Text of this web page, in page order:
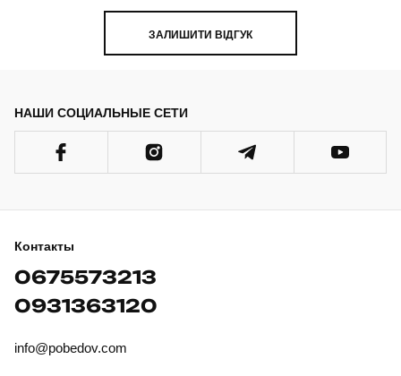
ЗАЛИШИТИ ВІДГУК
НАШИ СОЦИАЛЬНЫЕ СЕТИ
Контакты
0675573213
0931363120
info@pobedov.com